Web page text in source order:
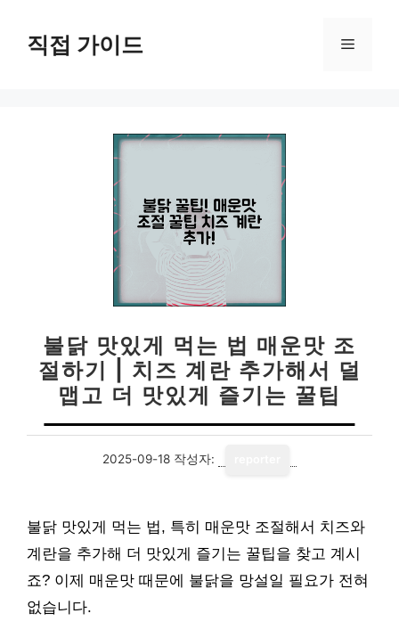
직접 가이드 메
불닭 맛있게 먹는 법 매운맛 조
절하기 | 치즈 계란 추가해서 덜
맵고 더 맛있게 즐기는 꿀팁
2025-09-18 작성자:
불닭 맛있게 먹는 법, 특히 매운맛 조절해서 치즈와
계란을 추가해 더 맛있게 즐기는 꿀팁을 찾고 계시
죠? 이제 매운맛 때문에 불닭을 망설일 필요가 전혀
없습니다.